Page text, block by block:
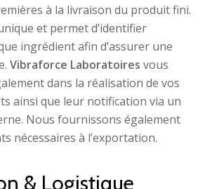
à la livraison du produit fini.
et permet d’identifier
ingrédient afin d’assurer une
Vibraforce Laboratoires vous
dans la réalisation de vos
ainsi que leur notification via un
Nous fournissons également
nécessaires à l’exportation.
& Logistique